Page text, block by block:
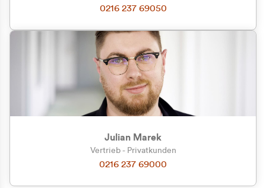
Zu welcher Kundengruppe
gehören Sie?
Privatkunde (inkl. MwSt.)
Geschäftskunde (exkl. MwSt.)
0216 237 69050
Julian Marek
Vertrieb - Privatkunden
0216 237 69000